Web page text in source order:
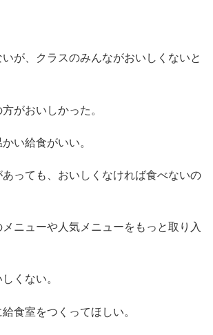
いが、クラスのみんながおいしくないと
がおいしかった。
い給食がいい。
あっても、おいしくなければ食べないの
メニューや人気メニューをもっと取り入
くない。
食室をつくってほしい。